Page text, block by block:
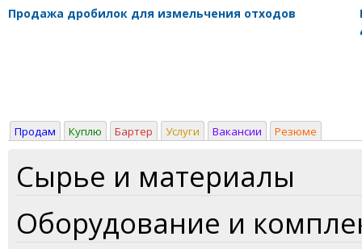
Продажа дробилок для измельчения отходов
Продам Куплю Бартер Услуги Вакансии Резюме
Сырье и материалы
Оборудование и